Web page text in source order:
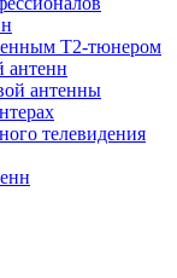
T2-тюнером
антенн
антенны
телевидения